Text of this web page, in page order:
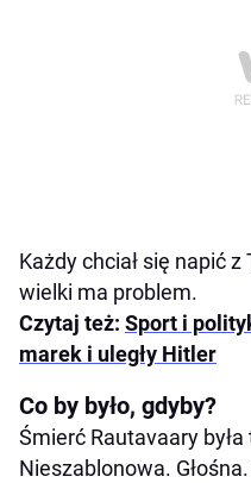
Każdy chciał się napić
wielki ma problem.
Czytaj też: Sport i
marek i uległy Hitler
Co by było, gdyby?
Śmierć Rautavaary
Nieszablonowa.